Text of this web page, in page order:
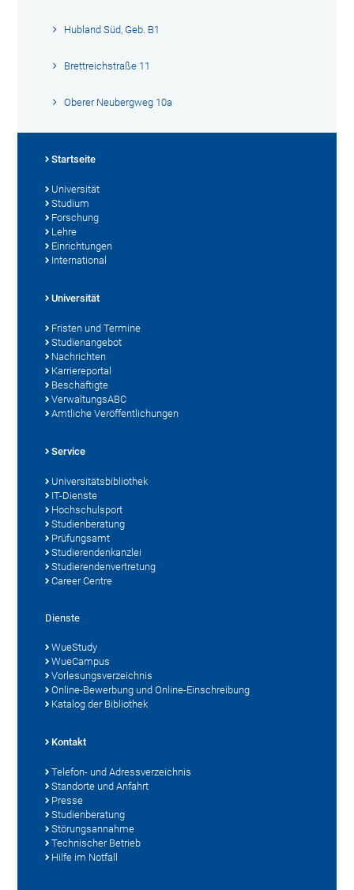
Hubland Süd, Geb. B1
Brettreichstraße 11
Oberer Neubergweg 10a
Startseite
Universität
Studium
Forschung
Lehre
Einrichtungen
International
Universität
Fristen und Termine
Studienangebot
Nachrichten
Karriereportal
Beschäftigte
VerwaltungsABC
Amtliche Veröffentlichungen
Service
Universitätsbibliothek
IT-Dienste
Hochschulsport
Studienberatung
Prüfungsamt
Studierendenkanzlei
Studierendenvertretung
Career Centre
Dienste
WueStudy
WueCampus
Vorlesungsverzeichnis
Online-Bewerbung und Online-Einschreibung
Katalog der Bibliothek
Kontakt
Telefon- und Adressverzeichnis
Standorte und Anfahrt
Presse
Studienberatung
Störungsannahme
Technischer Betrieb
Hilfe im Notfall